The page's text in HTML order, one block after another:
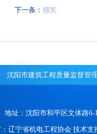
下一条： 颁奖
沈阳市建筑工程质量监督管
地址：沈阳市和平区文体路
辽宁省机电工程协会 技术支